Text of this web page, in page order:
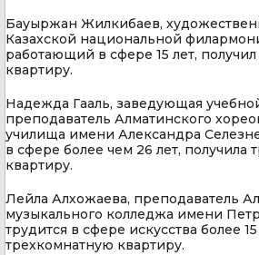
Бауыржан Жилкибаев,
Казахской национальной
работающий в сфере 15 лет,
квартиру.
Надежда Гааль, заведующая
преподаватель Алматинского
училища имени Александра
в сфере более чем 26 лет, получила
квартиру.
Лейла Алхожаева, преподаватель
музыкального колледжа имени
трудится в сфере искусства более
трехкомнатную квартиру.